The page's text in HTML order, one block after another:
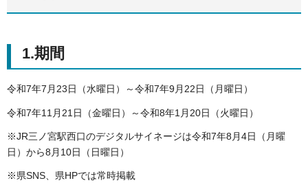
1.期間
令和7年7月23日（水曜日）～令和7年9月22日（月曜日）
令和7年11月21日（金曜日）～令和8年1月20日（火曜日）
※JR三ノ宮駅西口のデジタルサイネージは令和7年8月4日（月曜
日）から8月10日（日曜日）
※県SNS、県HPでは常時掲載